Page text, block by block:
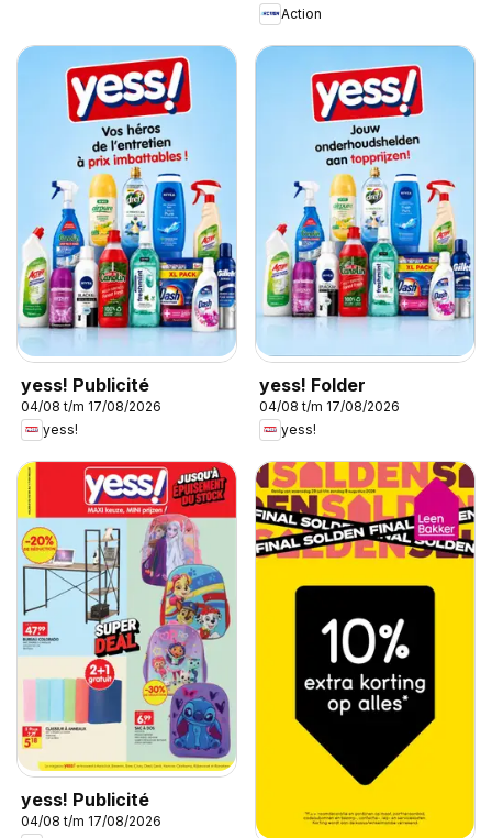
Action
yess! Publicité
04/08 t/m 17/08/2026
yess!
yess! Folder
04/08 t/m 17/08/2026
yess!
yess! Publicité
04/08 t/m 17/08/2026